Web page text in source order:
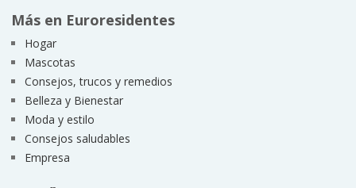
Más en Euroresidentes
Hogar
Mascotas
Consejos, trucos y remedios
Belleza y Bienestar
Moda y estilo
Consejos saludables
Empresa